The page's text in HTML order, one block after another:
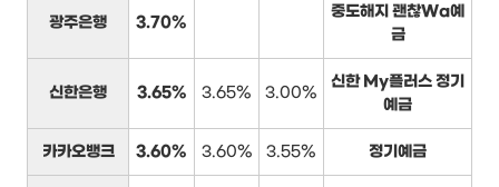
광주은행 3.70%
중도해지 괜찮Wa예
금
신한은행 3.65% 3.65% 3.00%
신한 My플러스 정기
예금
카카오뱅크 3.60% 3.60% 3.55% 정기예금